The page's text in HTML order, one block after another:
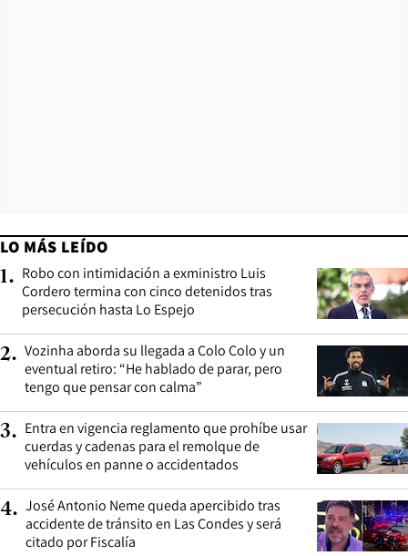
LO MÁS LEÍDO
1. Robo con intimidación a exministro Luis
Cordero termina con cinco detenidos tras
persecución hasta Lo Espejo
2. Vozinha aborda su llegada a Colo Colo y un
eventual retiro: “He hablado de parar, pero
tengo que pensar con calma”
3. Entra en vigencia reglamento que prohíbe usar
cuerdas y cadenas para el remolque de
vehículos en panne o accidentados
4. José Antonio Neme queda apercibido tras
accidente de tránsito en Las Condes y será
citado por Fiscalía